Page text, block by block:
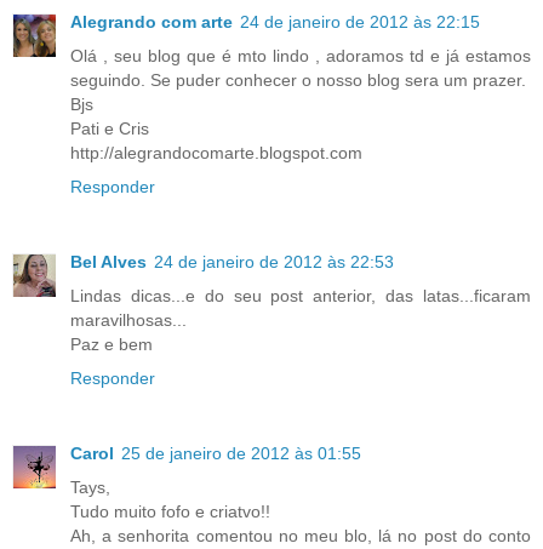
Alegrando com arte 24 de janeiro de 2012 às 22:15
Olá , seu blog que é mto lindo , adoramos td e já estamos
seguindo. Se puder conhecer o nosso blog sera um prazer.
Bjs
Pati e Cris
http://alegrandocomarte.blogspot.com
Responder
Bel Alves 24 de janeiro de 2012 às 22:53
Lindas dicas...e do seu post anterior, das latas...ficaram
maravilhosas...
Paz e bem
Responder
Carol 25 de janeiro de 2012 às 01:55
Tays,
Tudo muito fofo e criatvo!!
Ah, a senhorita comentou no meu blo, lá no post do conto